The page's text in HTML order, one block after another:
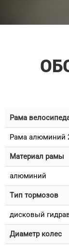
Рама
Рама алюминий
Материал рамы
алюминий
Тип тормозов
дисковый
Диаметр колес